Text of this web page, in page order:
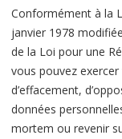
Conformément à la
janvier 1978
de la Loi pour une
vous pouvez
d’effacement,
données
mortem ou revenir